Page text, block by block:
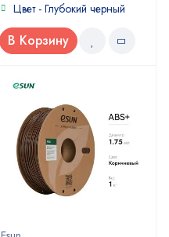
Цвет - Глубокий черный
В Корзину